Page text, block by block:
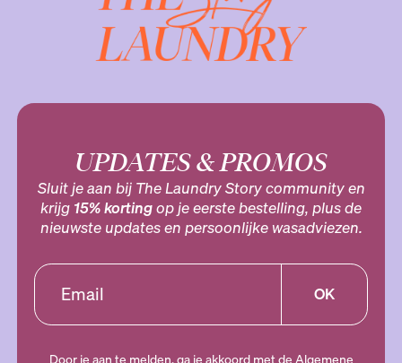
UPDATES & PROMOS
Sluit je aan bij The Laundry Story community en
krijg 15% kortingop je eerste bestelling, plus de
nieuwste updates en persoonlijke wasadviezen.
OK
Door je aan te melden, ga je akkoord met de Algemene